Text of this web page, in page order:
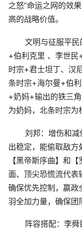
之怒”命运之网的效
高的战略价值。
文明与征服平
+伯利克里 、李世
时宗+君士坦丁、汉
条时宗+海尔曼+伯
+奶妈+输出的铁三
为奶妈，北条时宗为
刘邦：增伤和
出稳定，能偷取敌
【黑帝斯序曲】和
面、顶尖恐慌流代表
确保优先控制，嬴政
羽全加力量，确保团
阵容搭配：李舜